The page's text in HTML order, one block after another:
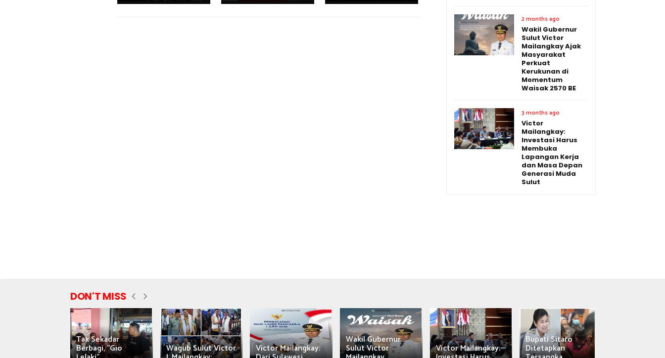
2 months ago
Wakil Gubernur
Sulut Victor
Mailangkay Ajak
Masyarakat
Perkuat
Kerukunan di
Momentum
Waisak 2570 BE
3 months ago
Victor
Mailangkay:
Investasi Harus
Membuka
Lapangan Kerja
dan Masa Depan
Generasi Muda
Sulut
DON'T MISS
Tak Sekadar
Berbagi, "Gio Wagub Sulut Victor Victor Mailangkay:
Wakil Gubernur
Sulut Victor Victor Mailangkay:
Bupati Sitaro
Ditetapkan